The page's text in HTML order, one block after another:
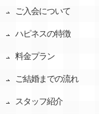
ご入会について
ハピネスの特徴
料金プラン
ご結婚までの流れ
スタッフ紹介